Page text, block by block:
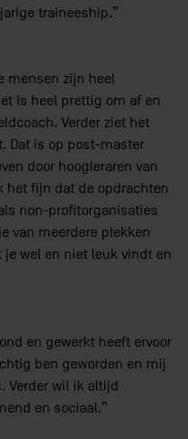
traineeship.”
mensen zijn heel
is heel prettig om af en
Verder ziet het
Dat is op post-master
door hoogleraren van
het fijn dat de opdrachten
non-profitorganisaties
van meerdere plekken
wel en niet leuk vindt en
en gewerkt heeft ervoor
ben geworden en mij
Verder wil ik altijd
en sociaal.”